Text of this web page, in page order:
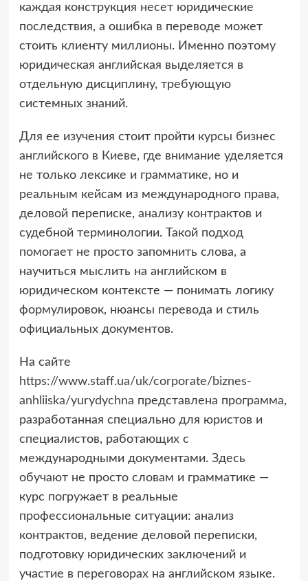
каждая конструкция несет юридические
последствия, а ошибка в переводе может
стоить клиенту миллионы. Именно поэтому
юридическая английская выделяется в
отдельную дисциплину, требующую
системных знаний.
Для ее изучения стоит пройти курсы бизнес
английского в Киеве, где внимание уделяется
не только лексике и грамматике, но и
реальным кейсам из международного права,
деловой переписке, анализу контрактов и
судебной терминологии. Такой подход
помогает не просто запомнить слова, а
научиться мыслить на английском в
юридическом контексте — понимать логику
формулировок, нюансы перевода и стиль
официальных документов.
На сайте
https://www.staff.ua/uk/corporate/biznes-
anhliiska/yurydychna представлена программа,
разработанная специально для юристов и
специалистов, работающих с
международными документами. Здесь
обучают не просто словам и грамматике —
курс погружает в реальные
профессиональные ситуации: анализ
контрактов, ведение деловой переписки,
подготовку юридических заключений и
участие в переговорах на английском языке.